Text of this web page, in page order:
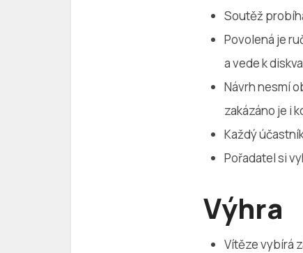
Soutěž
Povolená je
a vede k
Návrh nesmí
zakázáno je i
Každý
Pořadatel si
Výhra
Vítěze vybírá